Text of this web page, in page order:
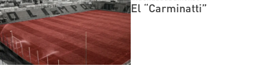
El “Carminatti”